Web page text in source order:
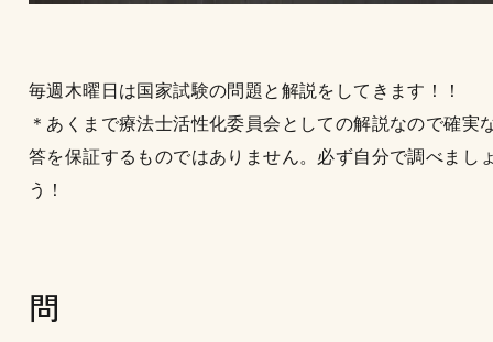
毎週木曜日は国家試験の問題と解説をしてきます！！
＊あくまで療法士活性化委員会としての解説なので確実
答を保証するものではありません。必ず自分で調べまし
う！
問